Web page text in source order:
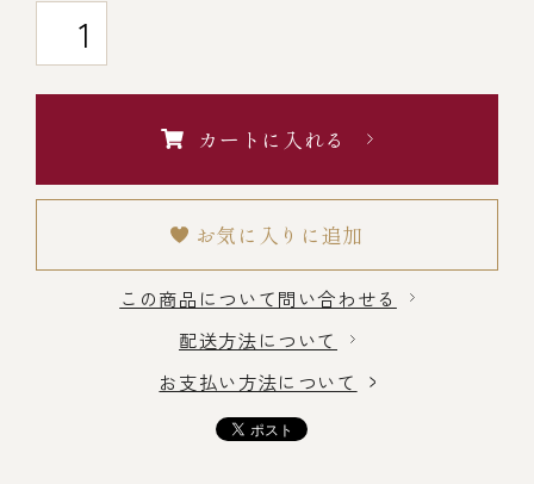
￥10,000～￥14,999
￥15,000～￥19,999カートに入れる
お気に入りに追加
この商品について問い合わせる
配送方法について
お支払い方法について